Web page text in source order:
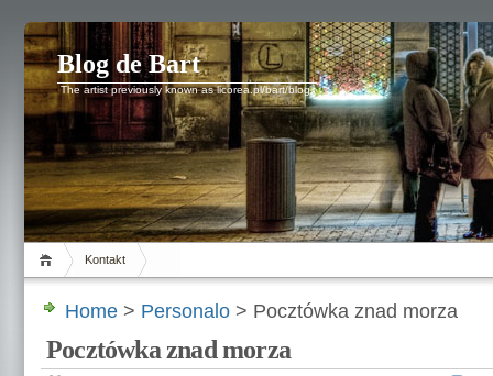
Blog de Bart
The artist previously known as licorea.pl/bart/blog.
Kontakt
Home > Personalo > Pocztówka znad morza
Pocztówka znad morza